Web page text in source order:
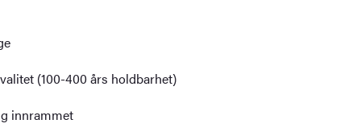
(100-400 års holdbarhet)
innrammet